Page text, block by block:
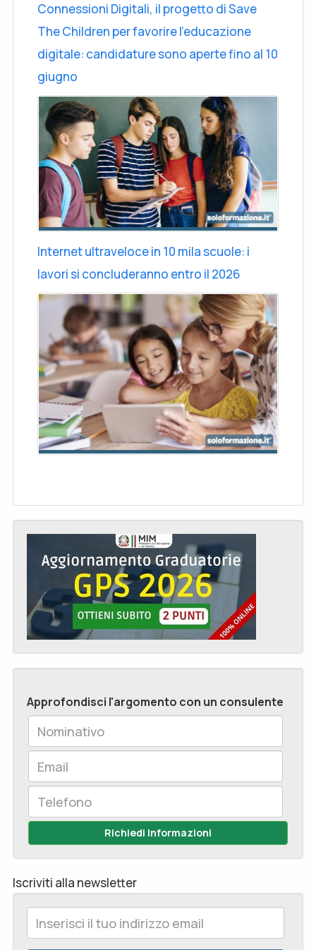
Connessioni Digitali, il progetto di Save
The Children per favorire l'educazione
digitale: candidature sono aperte fino al 10
giugno
Internet ultraveloce in 10 mila scuole: i
lavori si concluderanno entro il 2026
Approfondisci l'argomento con un consulente
Richiedi Informazioni
Iscriviti alla newsletter